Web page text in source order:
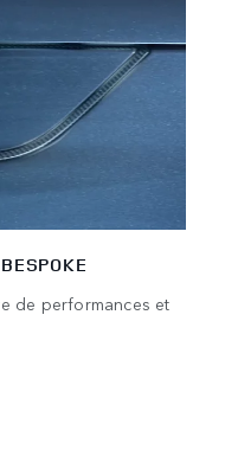
de performances et